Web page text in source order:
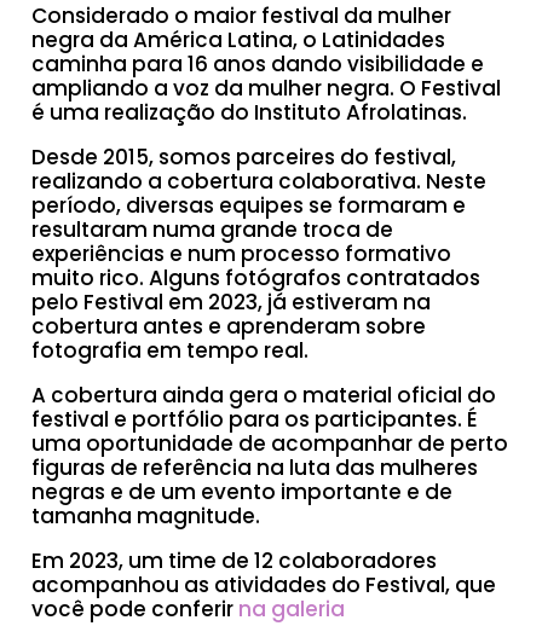
Considerado o maior festival da mulher
negra da América Latina, o Latinidades
caminha para 16 anos dando visibilidade e
ampliando a voz da mulher negra. O Festival
é uma realização do Instituto Afrolatinas.
Desde 2015, somos parceires do festival,
realizando a cobertura colaborativa. Neste
período, diversas equipes se formaram e
resultaram numa grande troca de
experiências e num processo formativo
muito rico. Alguns fotógrafos contratados
pelo Festival em 2023, já estiveram na
cobertura antes e aprenderam sobre
fotografia em tempo real.
A cobertura ainda gera o material oficial do
festival e portfólio para os participantes. É
uma oportunidade de acompanhar de perto
figuras de referência na luta das mulheres
negras e de um evento importante e de
tamanha magnitude.
Em 2023, um time de 12 colaboradores
acompanhou as atividades do Festival, que
você pode conferir na galeria